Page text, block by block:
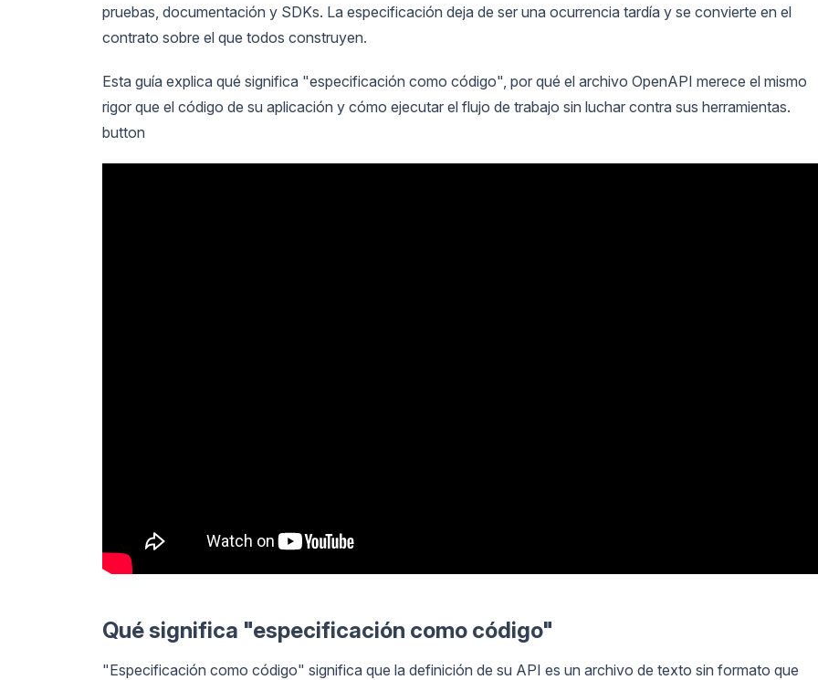
pruebas, documentación y SDKs. La especificación deja de ser una ocurrencia tardía y se convierte en el
contrato sobre el que todos construyen.
Esta guía explica qué significa "especificación como código", por qué el archivo OpenAPI merece el mismo
rigor que el código de su aplicación y cómo ejecutar el flujo de trabajo sin luchar contra sus herramientas.
button
Qué significa "especificación como código"
"Especificación como código" significa que la definición de su API es un archivo de texto sin formato que